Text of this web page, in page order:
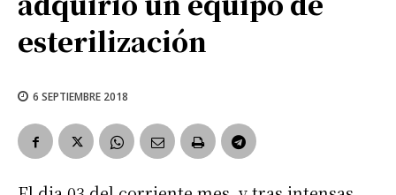
esterilización
6 SEPTIEMBRE 2018